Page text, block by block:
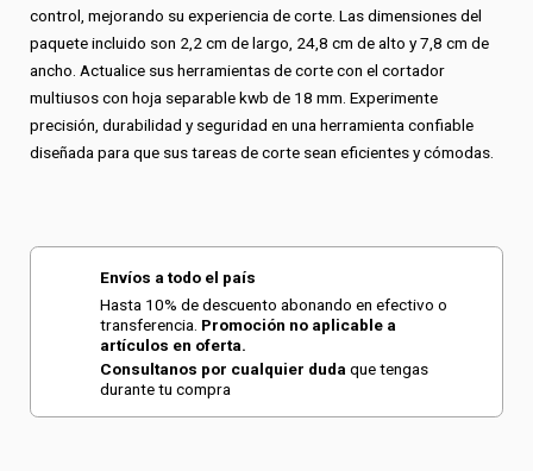
control, mejorando su experiencia de corte. Las dimensiones del
paquete incluido son 2,2 cm de largo, 24,8 cm de alto y 7,8 cm de
ancho. Actualice sus herramientas de corte con el cortador
multiusos con hoja separable kwb de 18 mm. Experimente
precisión, durabilidad y seguridad en una herramienta confiable
diseñada para que sus tareas de corte sean eficientes y cómodas.
Envíos a todo el país
Hasta 10% de descuento abonando en efectivo o
transferencia. Promoción no aplicable a
artículos en oferta.
Consultanos por cualquier duda que tengas
durante tu compra